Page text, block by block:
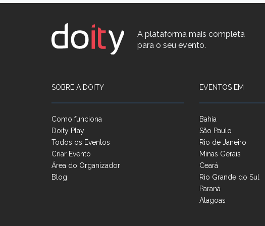
A plataforma mais completa
para o seu evento.
SOBRE A DOITY
Como funciona
Doity Play
Todos os Eventos
Criar Evento
Área do Organizador
Blog
EVENTOS EM
Bahia
São Paulo
Rio de Janeiro
Minas Gerais
Ceará
Rio Grande do Sul
Paraná
Alagoas